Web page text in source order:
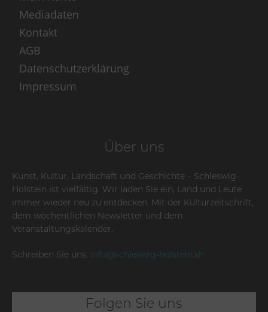
Mediadaten
Kontakt
AGB
Datenschutzerklärung
Impressum
Über uns
Kunst, Kultur, Landschaft und Geschichte – Schleswig-
Holstein ist vielfältig. Wir laden Sie ein, Land und Leute
immer wieder neu zu entdecken. Mit der Kulturzeitschrift,
dem wöchentlichen Newsletter und dem
Veranstaltungskalender.
Schreiben Sie uns: info@schleswig-holstein.sh
Folgen Sie uns